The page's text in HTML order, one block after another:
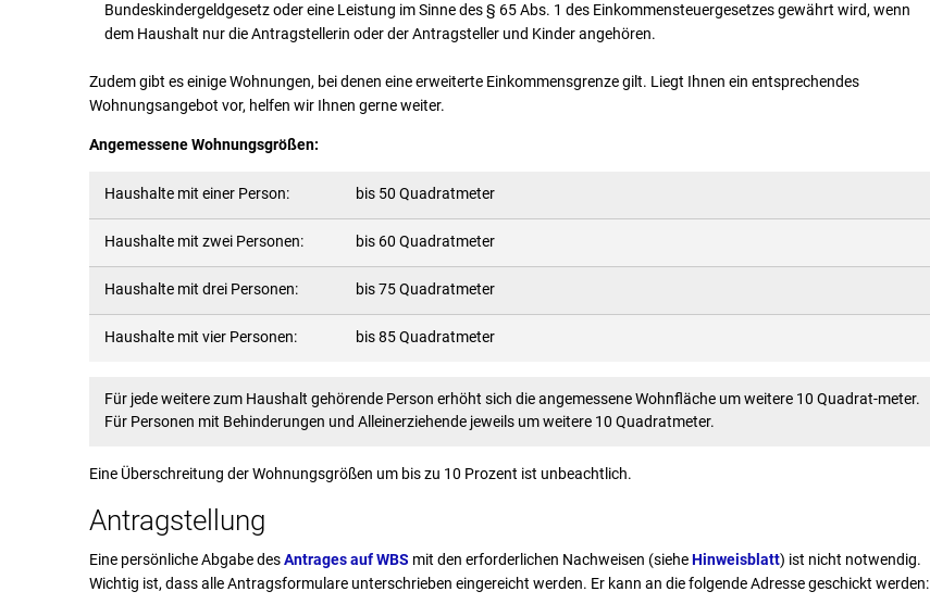
Bundeskindergeldgesetz oder eine Leistung im Sinne des § 65 Abs. 1 des Einkommensteuergesetzes gewährt wird, wenn
dem Haushalt nur die Antragstellerin oder der Antragsteller und Kinder angehören.
Zudem gibt es einige Wohnungen, bei denen eine erweiterte Einkommensgrenze gilt. Liegt Ihnen ein entsprechendes
Wohnungsangebot vor, helfen wir Ihnen gerne weiter.
Angemessene Wohnungsgrößen:
Haushalte mit einer Person: bis 50 Quadratmeter
Haushalte mit zwei Personen: bis 60 Quadratmeter
Haushalte mit drei Personen: bis 75 Quadratmeter
Haushalte mit vier Personen: bis 85 Quadratmeter
Für jede weitere zum Haushalt gehörende Person erhöht sich die angemessene Wohnfläche um weitere 10 Quadrat-meter.
Für Personen mit Behinderungen und Alleinerziehende jeweils um weitere 10 Quadratmeter.
Eine Überschreitung der Wohnungsgrößen um bis zu 10 Prozent ist unbeachtlich.
Antragstellung
Eine persönliche Abgabe desAntrages auf WBS mit den erforderlichen Nachweisen (sieheHinweisblatt) ist nicht notwendig.
Wichtig ist, dass alle Antragsformulare unterschrieben eingereicht werden. Er kann an die folgende Adresse geschickt werden: